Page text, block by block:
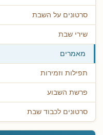
סרטונים על השבת
שירי שבת
מאמרים
תפילות וזמירות
פרשת השבוע
סרטונים לכבוד שבת